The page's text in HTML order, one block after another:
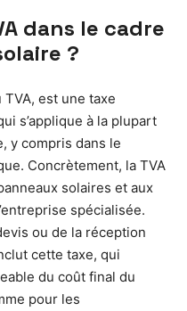
dans le cadre
?
est une taxe
s’applique à la plupart
y compris dans le
Concrètement, la TVA
solaires et aux
spécialisée.
ou de la réception
cette taxe, qui
du coût final du
pour les